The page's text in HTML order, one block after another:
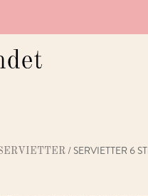
/ SERVIETTER 6